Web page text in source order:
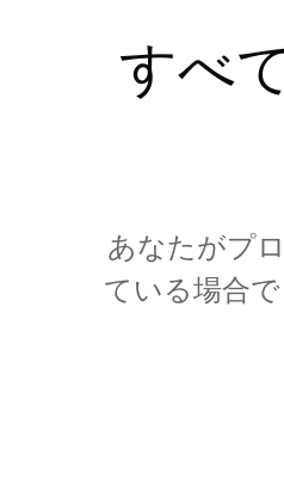
すべ
あなたがプ
ている場合